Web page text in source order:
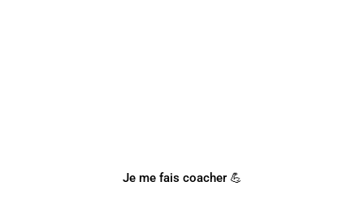
Je me fais coacher 💪